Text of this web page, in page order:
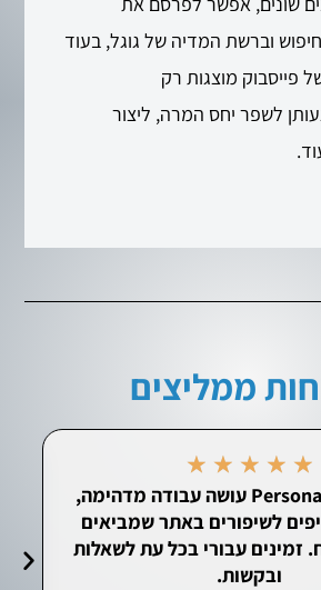
וברשת המדיה של גוגל, בעוד
פייסבוק מוצגות רק
לשפר יחס המרה, ליצור
ממליצים
★
★
★
★
★
צוות Personasmedia עושה עבודה מדהימה,
לשיפורים באתר שמביאים
זמינים עבורי בכל עת לשאלות
ובקשות.